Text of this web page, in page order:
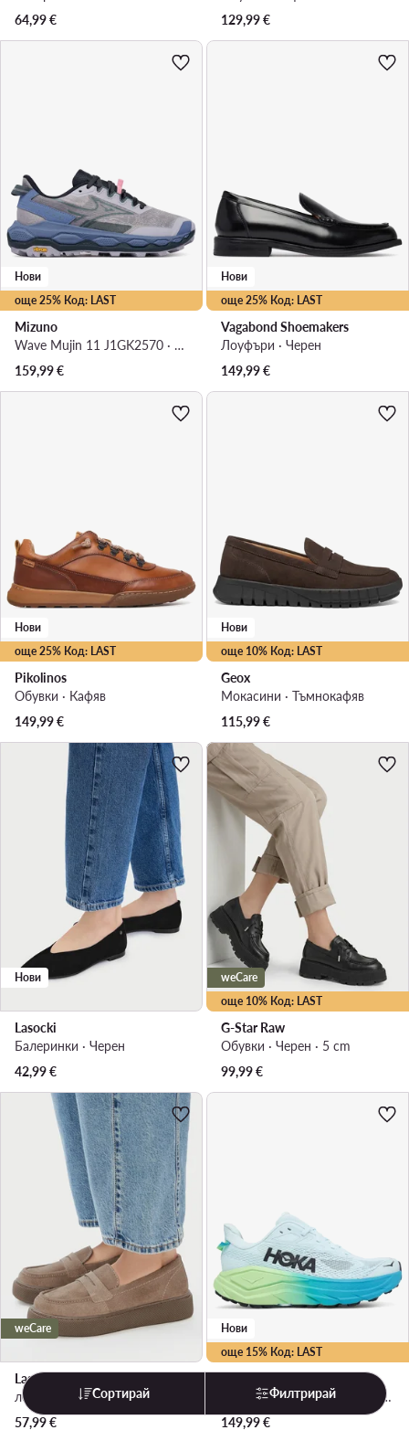
64,99€
129,99€
още 25% Код: LAST
Нови
Mizuno
Wave Mujin 11 J1GK2570 · Маратонки за бягане
159,99€
още 25% Код: LAST
Нови
Vagabond Shoemakers
Лоуфъри · Черен
149,99€
още 25% Код: LAST
Нови
Pikolinos
Обувки · Кафяв
149,99€
още 10% Код: LAST
Нови
Geox
Мокасини · Тъмнокафяв
115,99€
Нови
Lasocki
Балеринки · Черен
42,99€
още 10% Код: LAST
weCare
G-Star Raw
Обувки · Черен · 5 cm
99,99€
weCare
Lasocki
57,99€
още 15% Код: LAST
Нови
Challenger 8 1168717 · Маратонки за бягане
149,99€
Сортирай Филтрирай